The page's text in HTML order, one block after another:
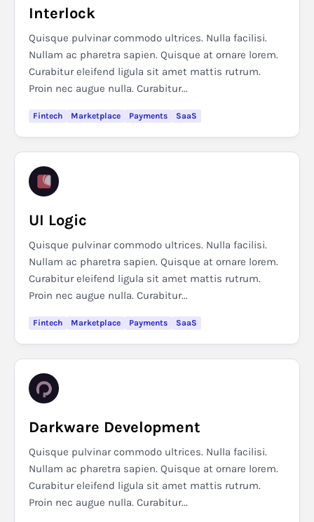
Interlock
Quisque pulvinar commodo ultrices. Nulla facilisi.
Nullam ac pharetra sapien. Quisque at ornare lorem.
Curabitur eleifend ligula sit amet mattis rutrum.
Proin nec augue nulla. Curabitur...
Fintech Marketplace Payments SaaS
UI Logic
Quisque pulvinar commodo ultrices. Nulla facilisi.
Nullam ac pharetra sapien. Quisque at ornare lorem.
Curabitur eleifend ligula sit amet mattis rutrum.
Proin nec augue nulla. Curabitur...
Fintech Marketplace Payments SaaS
Darkware Development
Quisque pulvinar commodo ultrices. Nulla facilisi.
Nullam ac pharetra sapien. Quisque at ornare lorem.
Curabitur eleifend ligula sit amet mattis rutrum.
Proin nec augue nulla. Curabitur...